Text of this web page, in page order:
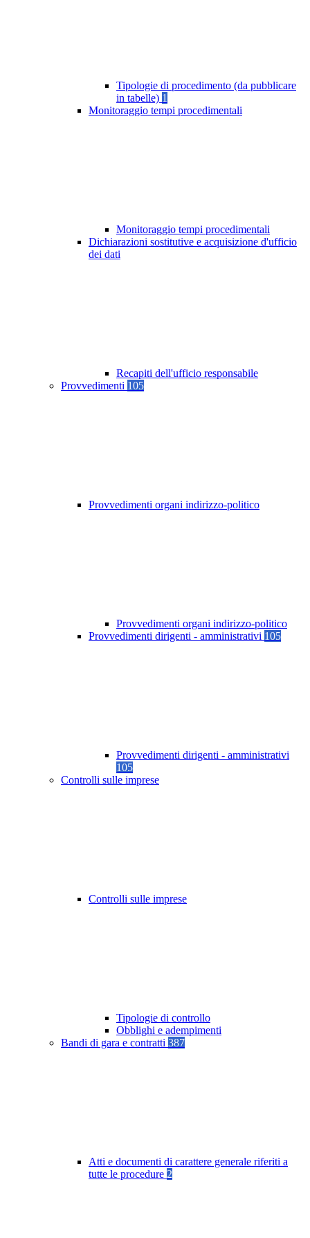
Tipologie di procedimento (da pubblicare
in tabelle) 1
Monitoraggio tempi procedimentali
Monitoraggio tempi procedimentali
Dichiarazioni sostitutive e acquisizione d'ufficio
dei dati
Recapiti dell'ufficio responsabile
Provvedimenti 105
Provvedimenti organi indirizzo-politico
Provvedimenti organi indirizzo-politico
Provvedimenti dirigenti - amministrativi 105
Provvedimenti dirigenti - amministrativi
105
Controlli sulle imprese
Controlli sulle imprese
Tipologie di controllo
Obblighi e adempimenti
Bandi di gara e contratti 387
Atti e documenti di carattere generale riferiti a
tutte le procedure 2